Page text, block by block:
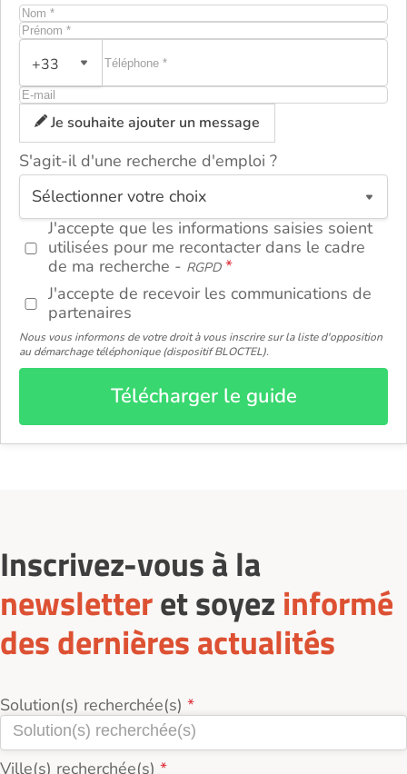
+33
Je souhaite ajouter un message
S'agit-il d'une recherche d'emploi ?
J'accepte que les informations saisies soient
utilisées pour me recontacter dans le cadre
de ma recherche - RGPD
J'accepte de recevoir les communications de
partenaires
Nous vous informons de votre droit à vous inscrire sur la liste d'opposition
au démarchage téléphonique (dispositif BLOCTEL).
Télécharger le guide
ou
Inscrivez-vous à la
newsletteret soyez informé
des dernières actualités
Solution(s) recherchée(s)
Ville(s) recherchée(s)